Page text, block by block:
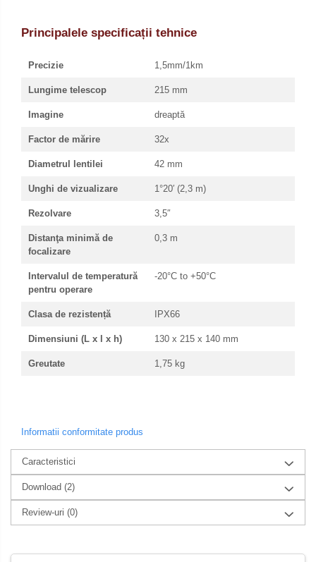
Principalele specificații tehnice
Precizie 1,5mm/1km
Lungime telescop 215 mm
Imagine dreaptă
Factor de mărire 32x
Diametrul lentilei 42 mm
Unghi de vizualizare 1°20′ (2,3 m)
Rezolvare 3,5″
Distanţa minimă de
focalizare
0,3 m
Intervalul de temperatură
pentru operare
-20°C to +50°C
Clasa de rezistență IPX66
Dimensiuni (L x l x h) 130 x 215 x 140 mm
Greutate 1,75 kg
Informatii conformitate produs
Caracteristici
Download (2)
Review-uri (0)